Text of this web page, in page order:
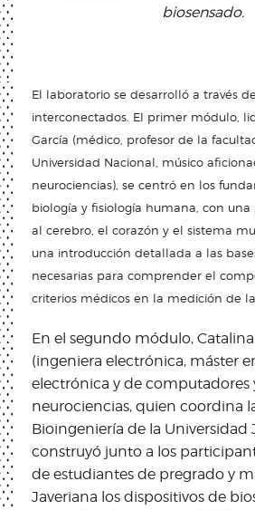
biosensado.
El laboratorio se desarrolló a través
interconectados. El primer módulo,
García (médico, profesor de la
Universidad Nacional, músico
neurociencias), se centró en los
biología y fisiología humana, con
al cerebro, el corazón y el sistema
una introducción detallada a las
necesarias para comprender el
criterios médicos en la medición de
En el segundo módulo,
(ingeniera electrónica, máster
electrónica y de computadores
neurociencias, quien coordina
Bioingeniería de la Universidad
construyó junto a los
de estudiantes de pregrado y
Javeriana los dispositivos de